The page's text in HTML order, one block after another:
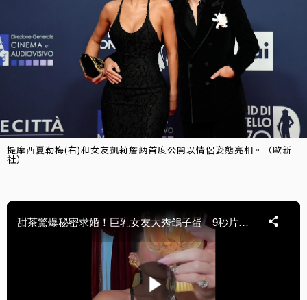
提摩西夏勒梅(右)和女友凱莉詹納首度公開以情侶姿態亮相。（歐新
社）